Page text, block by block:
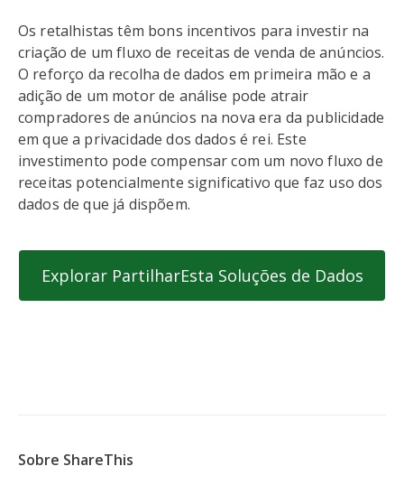
Os retalhistas têm bons incentivos para investir na
criação de um fluxo de receitas de venda de anúncios.
O reforço da recolha de dados em primeira mão e a
adição de um motor de análise pode atrair
compradores de anúncios na nova era da publicidade
em que a privacidade dos dados é rei. Este
investimento pode compensar com um novo fluxo de
receitas potencialmente significativo que faz uso dos
dados de que já dispõem.
Explorar PartilharEsta Soluções de Dados
Sobre ShareThis